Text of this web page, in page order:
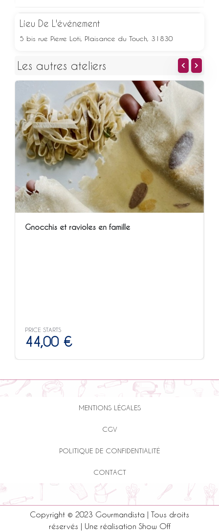
Lieu De L'événement
5 bis rue Pierre Loti, Plaisance du Touch, 31830
Les autres ateliers
Gnocchis et ravioles en famille
PRICE STARTS
44,00 €
MENTIONS LÉGALES
CGV
POLITIQUE DE CONFIDENTIALITÉ
CONTACT
Copyright © 2023 Gourmandista | Tous droits
réservés | Une réalisation Show Off